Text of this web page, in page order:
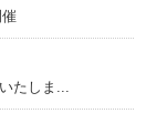
催
たしま...